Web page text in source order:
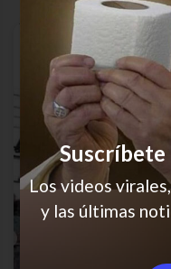
Suscríbete
Los videos
y las últimas